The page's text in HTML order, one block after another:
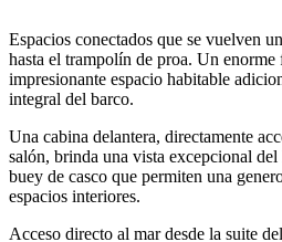
Espacios conectados que se vuelven
hasta el trampolín de proa. Un
impresionante espacio habitable
integral del barco.
Una cabina delantera, directamente
salón, brinda una vista excepcional
buey de casco que permiten una
espacios interiores.
Acceso directo al mar desde la suite